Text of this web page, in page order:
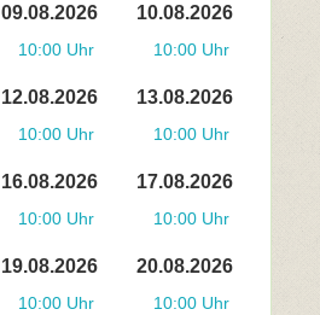
09.08.2026
10:00 Uhr
10.08.2026
10:00 Uhr
12.08.2026
10:00 Uhr
13.08.2026
10:00 Uhr
16.08.2026
10:00 Uhr
17.08.2026
10:00 Uhr
19.08.2026
10:00 Uhr
20.08.2026
10:00 Uhr